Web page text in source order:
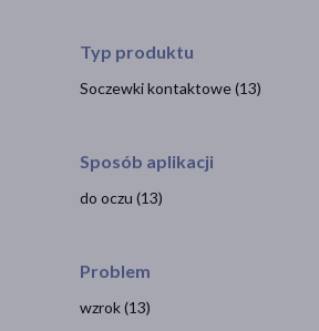
Typ produktu
Soczewki kontaktowe(13)
Sposób aplikacji
do oczu (13)
Problem
wzrok(13)